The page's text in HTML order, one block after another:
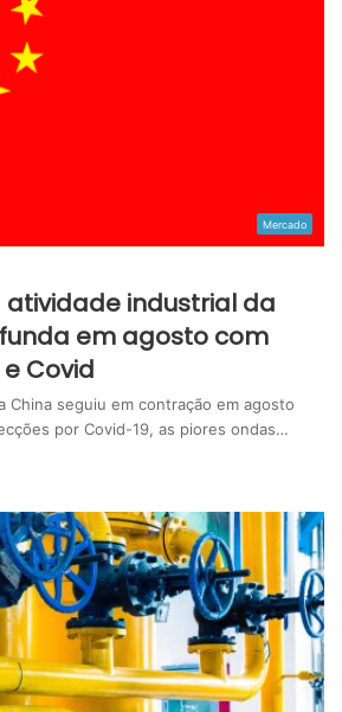
Mercado
industrial da
em agosto com
Covid
China seguiu em contração em agosto
por Covid-19, as piores ondas…